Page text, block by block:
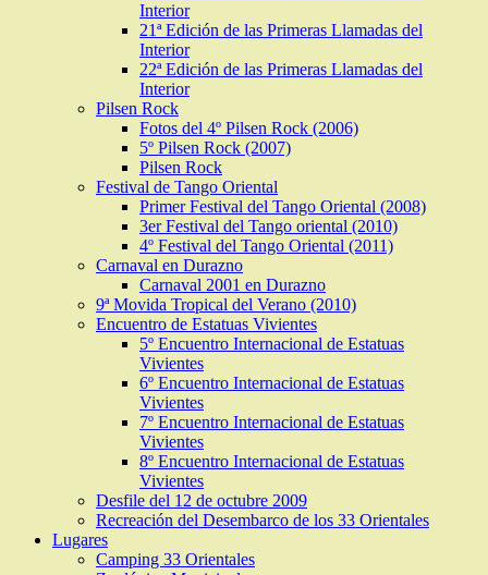
Interior
21ª Edición de las Primeras Llamadas del
Interior
22ª Edición de las Primeras Llamadas del
Interior
Pilsen Rock
Fotos del 4º Pilsen Rock (2006)
5º Pilsen Rock (2007)
Pilsen Rock
Festival de Tango Oriental
Primer Festival del Tango Oriental (2008)
3er Festival del Tango oriental (2010)
4º Festival del Tango Oriental (2011)
Carnaval en Durazno
Carnaval 2001 en Durazno
9ª Movida Tropical del Verano (2010)
Encuentro de Estatuas Vivientes
5º Encuentro Internacional de Estatuas
Vivientes
6º Encuentro Internacional de Estatuas
Vivientes
7º Encuentro Internacional de Estatuas
Vivientes
8º Encuentro Internacional de Estatuas
Vivientes
Desfile del 12 de octubre 2009
Recreación del Desembarco de los 33 Orientales
Lugares
Camping 33 Orientales